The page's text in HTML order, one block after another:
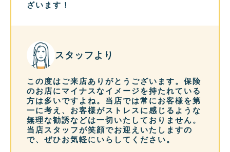
ざいます！
スタッフより
この度はご来店ありがとうございます。保険
のお店にマイナスなイメージを持たれている
方は多いですよね。当店では常にお客様を第
一に考え、お客様がストレスに感じるような
無理な勧誘などは一切いたしておりません。
当店スタッフが笑顔でお迎えいたしますの
で、ぜひお気軽にいらしてください。